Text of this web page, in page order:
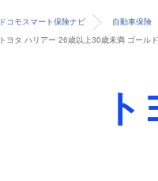
ドコモスマート保険ナビ 自動車保険
トヨタ ハリアー 26歳以上30歳未満 ゴール